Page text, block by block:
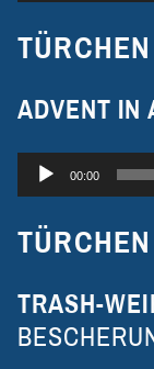
ADVENT IN
Audio-
00:00
TRASH-